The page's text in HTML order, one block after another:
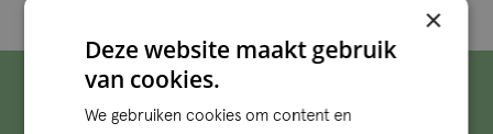
×
Deze website maakt gebruik
van cookies.
We gebruiken cookies om content en